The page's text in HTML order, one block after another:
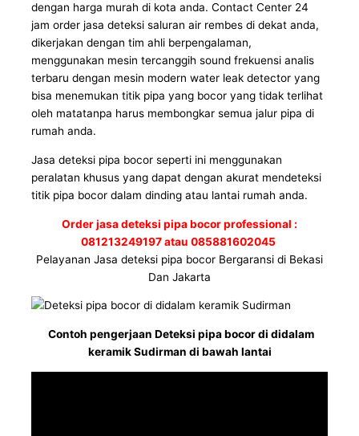
dengan harga murah di kota anda. Contact Center 24
jam order jasa deteksi saluran air rembes di dekat anda,
dikerjakan dengan tim ahli berpengalaman,
menggunakan mesin tercanggih sound frekuensi analis
terbaru dengan mesin modern water leak detector yang
bisa menemukan titik pipa yang bocor yang tidak terlihat
oleh matatanpa harus membongkar semua jalur pipa di
rumah anda.
Jasa deteksi pipa bocor seperti ini menggunakan
peralatan khusus yang dapat dengan akurat mendeteksi
titik pipa bocor dalam dinding atau lantai rumah anda.
Order jasa deteksi pipa bocor professional :
081213249197 atau 085881602045
Pelayanan Jasa deteksi pipa bocor Bergaransi di Bekasi
Dan Jakarta
Contoh pengerjaan Deteksi pipa bocor di didalam
keramik Sudirman di bawah lantai